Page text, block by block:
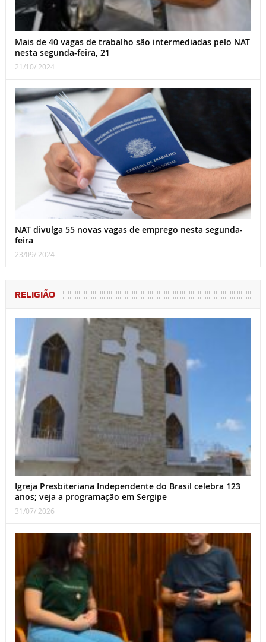
Mais de 40 vagas de trabalho são intermediadas pelo NAT
nesta segunda-feira, 21
21/10/ 2024
NAT divulga 55 novas vagas de emprego nesta segunda-
feira
23/09/ 2024
RELIGIÃO
Igreja Presbiteriana Independente do Brasil celebra 123
anos; veja a programação em Sergipe
31/07/ 2026